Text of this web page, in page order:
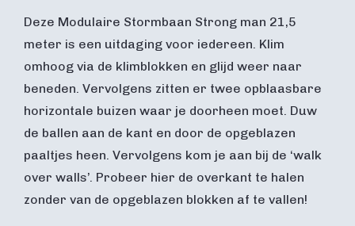
Deze Modulaire Stormbaan Strong man 21,5
meter is een uitdaging voor iedereen. Klim
omhoog via de klimblokken en glijd weer naar
beneden. Vervolgens zitten er twee opblaasbare
horizontale buizen waar je doorheen moet. Duw
de ballen aan de kant en door de opgeblazen
paaltjes heen. Vervolgens kom je aan bij de ‘walk
over walls’. Probeer hier de overkant te halen
zonder van de opgeblazen blokken af te vallen!